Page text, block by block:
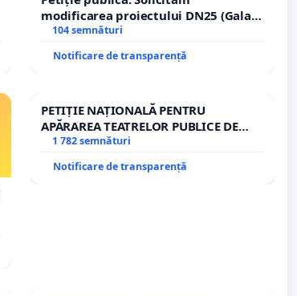
modificarea proiectului DN25 (Galați
– Hanu Conachi) prin devierea
traseului în afara localităților!
104 semnături
Notificare de transparență
PETIȚIE NAȚIONALĂ PENTRU
APĂRAREA TEATRELOR PUBLICE DE
REPERTORIU DIN ROMÂNIA
1 782 semnături
Notificare de transparență